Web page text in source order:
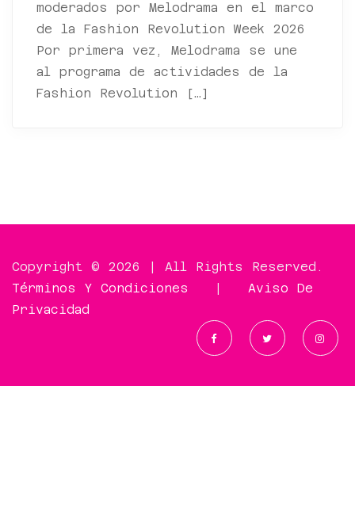
moderados por Melodrama en el marco
de la Fashion Revolution Week 2026
Por primera vez, Melodrama se une
al programa de actividades de la
Fashion Revolution […]
Copyright © 2026 | All Rights Reserved.
Términos Y Condiciones
Aviso De
Privacidad